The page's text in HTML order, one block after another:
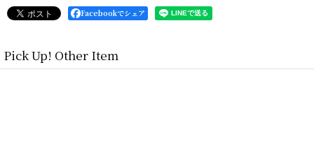
Facebookでシェア
Pick Up! Other Item